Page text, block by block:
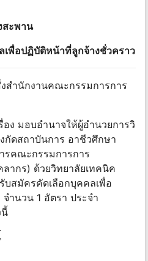
สะพาน
เพื่อปฏิบัติหน้าที่ลูกจ้างชั่วคราว
สํานักงานคณะกรรมการการ
ง มอบอํานาจให้ผู้อํานวยการวิ
กัดสถาบันการ อาชีวศึกษา
รคณะกรรมการการ
ากร) ด้วยวิทยาลัยเทคนิค
บสมัครคัดเลือกบุคคลเพื่อ
านวน 1 อัตรา ประจํา